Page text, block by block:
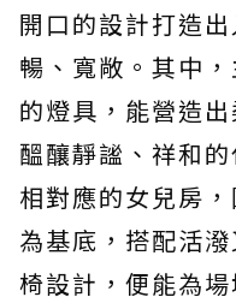
開口的設計打造
暢、寬敞。其中
的燈具，能營造
醞釀靜謐、祥和
相對應的女兒房
為基底，搭配活
椅設計，便能為